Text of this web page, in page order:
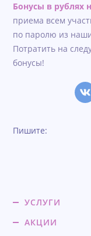
Бонусы в рублях
приема всем
по паролю из
Потратить на
бонусы!
Пишите:
УСЛУГИ
АКЦИИ